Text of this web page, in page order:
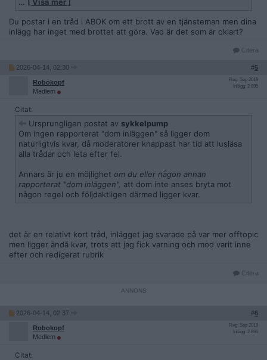
Är det nån ny regel och varför varnas inte isåfall dom som i
tråden börjar tjafsa om annat?
Deras inlägg ligger fortfarande kvar.
Du postar i en tråd i ABOK om ett brott av en tjänsteman men dina
inlägg har inget med brottet att göra. Vad är det som är oklart?
Citera
2026-04-14, 02:30 #5
Robokopf
Medlem
Reg: Sep 2019
Inlägg: 2 895
Citat:
Ursprungligen postat av sykkelpump
Om ingen rapporterat "dom inläggen" så ligger dom
naturligtvis kvar, då moderatorer knappast har tid att lusläsa
alla trådar och leta efter fel.
Annars är ju en möjlighet om du eller någon annan
rapporterat "dom inläggen", att dom inte anses bryta mot
någon regel och följdaktligen därmed ligger kvar.
det är en relativt kort tråd, inlägget jag svarade på var mer offtopic
men ligger ändå kvar, trots att jag fick varning och mod varit inne
efter och redigerat rubrik
Citera
2026-04-14, 02:37 #6
Robokopf
Medlem
Reg: Sep 2019
Inlägg: 2 895
Citat: